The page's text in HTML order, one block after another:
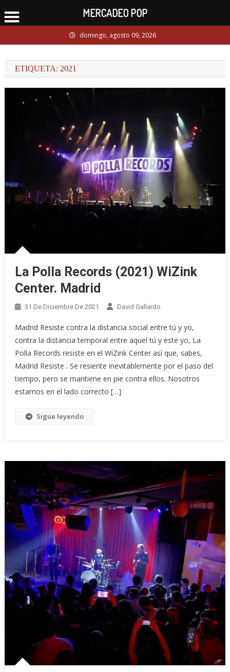
to
domingo, agosto 09, 2026
ETIQUETA: 2021
La Polla Records (2021) WiZink
Center. Madrid
31 De Diciembre De 2021 David Gallardo
Madrid Resiste contra la distancia social entre tú y yo,
contra la distancia temporal entre aquel tú y este yo, La
Polla Records resiste en el WiZink Center así que, sabes,
Madrid Resiste . Se resiente inevitablemente por el paso del
tiempo, pero se mantiene en pie contra ellos. Nosotros
estamos en el lado correcto […]
Sigue leyendo
MERCADEO POP